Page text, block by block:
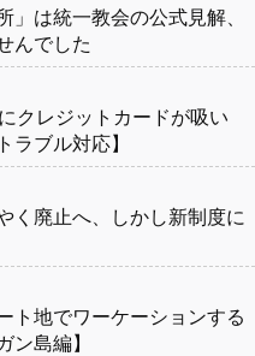
」は統一教会の公式見解、
んでした
クレジットカードが吸い
ブル対応】
く廃止へ、しかし新制度に
ト地でワーケーションする
島編】